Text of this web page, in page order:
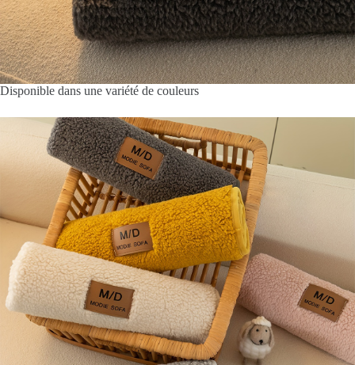
Disponible dans une variété de couleurs